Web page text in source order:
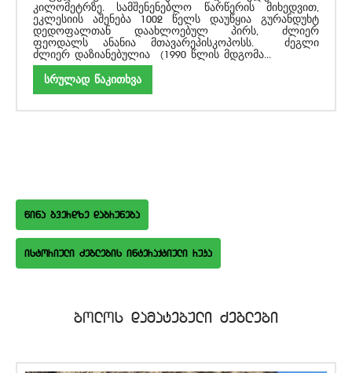
კილომეტრზე. სამშენენებლო წარწერის მიხედვით,
ეკლესიის აშენება 1002 წელს დაუწყია გურანდუხტ
დედოფალთან დაახლოებულ პირს, ძლიერ
ფეოდალს ანანია მთავარეპისკოპოსს. ძეგლი
ძლიერ დაზიანებულია (1990 წლის მდგომა...
სრულად წაკითხვა
wina gverdze dabruneba
istoriuli Zeglebis interaqtiuli ruka
bolos damatebuli Zeglebi